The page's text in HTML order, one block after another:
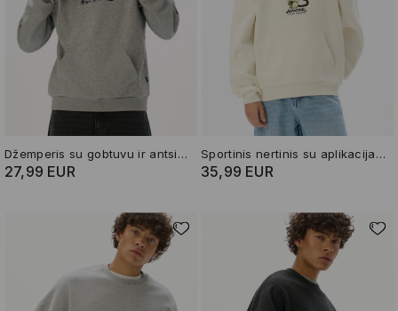
Džemperis su gobtuvu ir antsiuvais
27,99 EUR
Sportinis nertinis su aplikacija Avatar the Last Airbender
35,99 EUR